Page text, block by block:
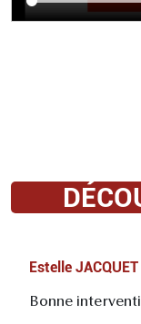
Estelle JACQUET
Bonne